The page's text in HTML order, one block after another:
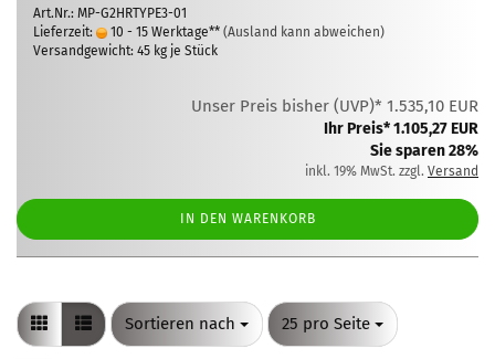
Art.Nr.: MP-G2HRTYPE3-01
Lieferzeit:
10 - 15 Werktage** (Ausland kann abweichen)
Versandgewicht: 45 kg je Stück
Unser Preis bisher (UVP)* 1.535,10 EUR
Ihr Preis* 1.105,27 EUR
Sie sparen 28%
inkl. 19% MwSt. zzgl. Versand
IN DEN WARENKORB
Sortieren nach
Sortieren nach 25 pro Seite
pro Seite